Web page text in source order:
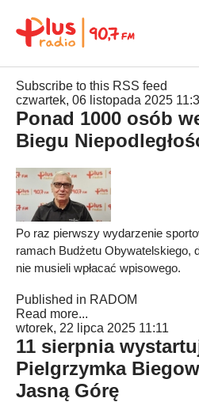
Subscribe to this RSS feed
czwartek, 06 listopada 2025
Ponad 1000 osób
Biegu
Po raz pierwszy wydarzenie
ramach Budżetu Obywatelskiego,
nie musieli wpłacać wpisowego.
Published in RADOM
Read more...
wtorek, 22 lipca 2025 11:11
11 sierpnia
Pielgrzymka
Jasną Górę